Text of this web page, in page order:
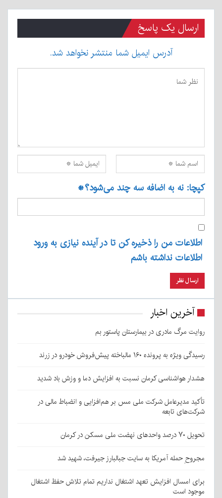
ارسال یک پاسخ
آدرس ایمیل شما منتشر نخواهد شد.
کپچا: نه به اضافه سه چند می‌شود؟*
اطلاعات من را ذخیره کن تا در آینده نیازی به ورود
اطلاعات نداشته باشم
آخرین اخبار
روایت مرگ مادری در بیمارستان پاستور بم
رسیدگی ویژه به پرونده ۱۶۰ مالباخته پیش‌فروش خودرو در زرند
هشدار هواشناسی کرمان نسبت به افزایش دما و وزش باد شدید
تأکید مدیرعامل شرکت ملی مس بر هم‌افزایی و انضباط مالی در
شرکت‌های تابعه
تحویل ۷۰ درصد واحدهای نهضت ملی مسکن در کرمان
مجروحِ حمله آمریکا به سایت جبالبارز جیرفت، شهید شد
برای امسال افزایش تعهد اشتغال نداریم تمام تلاش حفظ اشتغال
موجود است